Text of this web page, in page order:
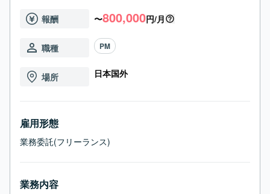
報酬 〜800,000円/月
職種 PM
場所 日本国外
雇用形態
業務委託(フリーランス)
業務内容